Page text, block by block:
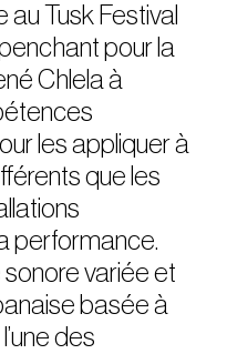
Tusk Festival
pour la
Chlela à
les appliquer à
que les
performance.
variée et
basée à
des